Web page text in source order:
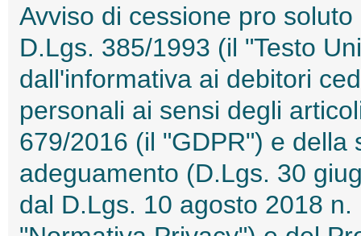
Avviso di cessione pro
D.Lgs. 385/1993 (il "Testo
dall'informativa ai debitori
personali ai sensi degli
679/2016 (il "GDPR") e
adeguamento (D.Lgs. 30
dal D.Lgs. 10 agosto 2018